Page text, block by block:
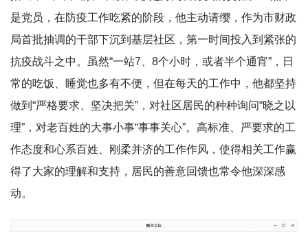
是党员，在防疫工作吃紧的阶段，他主动请缨，作为市财政
局首批抽调的干部下沉到基层社区，第一时间投入到紧张的
抗疫战斗之中。虽然“一站7、8个小时，或者半个通宵”，日
常的吃饭、睡觉也多有不便，但在每天的工作中，他都坚持
做到“严格要求、坚决把关”，对社区居民的种种询问“晓之以
理”，对老百姓的大事小事“事事关心”。高标准、严要求的工
作态度和心系百姓、刚柔并济的工作作风，使得相关工作赢
得了大家的理解和支持，居民的善意回馈也常令他深深感
动。